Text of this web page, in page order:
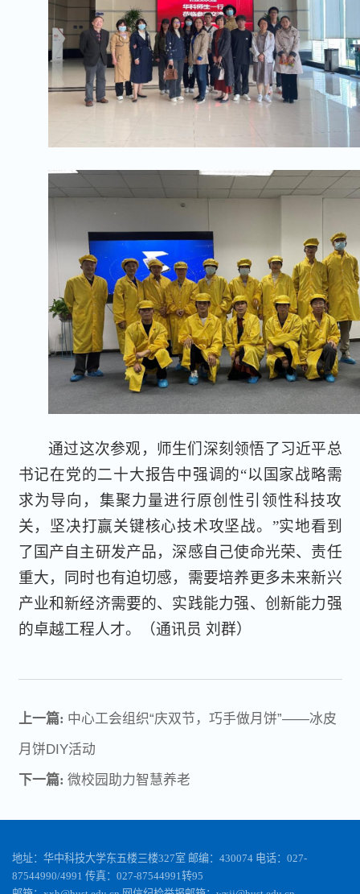
通过这次参观，师生们深刻领悟了习近平总
书记在党的二十大报告中强调的“以国家战略需
求为导向，集聚力量进行原创性引领性科技攻
关，坚决打赢关键核心技术攻坚战。”实地看到
了国产自主研发产品，深感自己使命光荣、责任
重大，同时也有迫切感，需要培养更多未来新兴
产业和新经济需要的、实践能力强、创新能力强
的卓越工程人才。（通讯员 刘群）
上一篇: 中心工会组织“庆双节，巧手做月饼”——冰皮
月饼DIY活动
下一篇: 微校园助力智慧养老
地址：华中科技大学东五楼三楼327室 邮编：430074 电话：027-
87544990/4991 传真：027-87544991转95